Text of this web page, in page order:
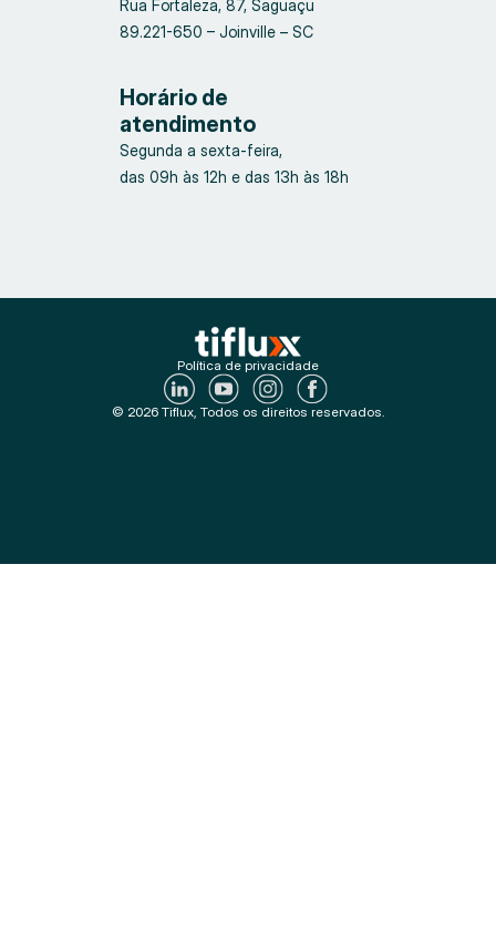
Rua Fortaleza, 87, Saguaçu
89.221-650 – Joinville – SC
Horário de
atendimento
Segunda a sexta-feira,
das 09h às 12h e das 13h às 18h
© 2026 Tiflux, Todos os direitos reservados.
Política de privacidade